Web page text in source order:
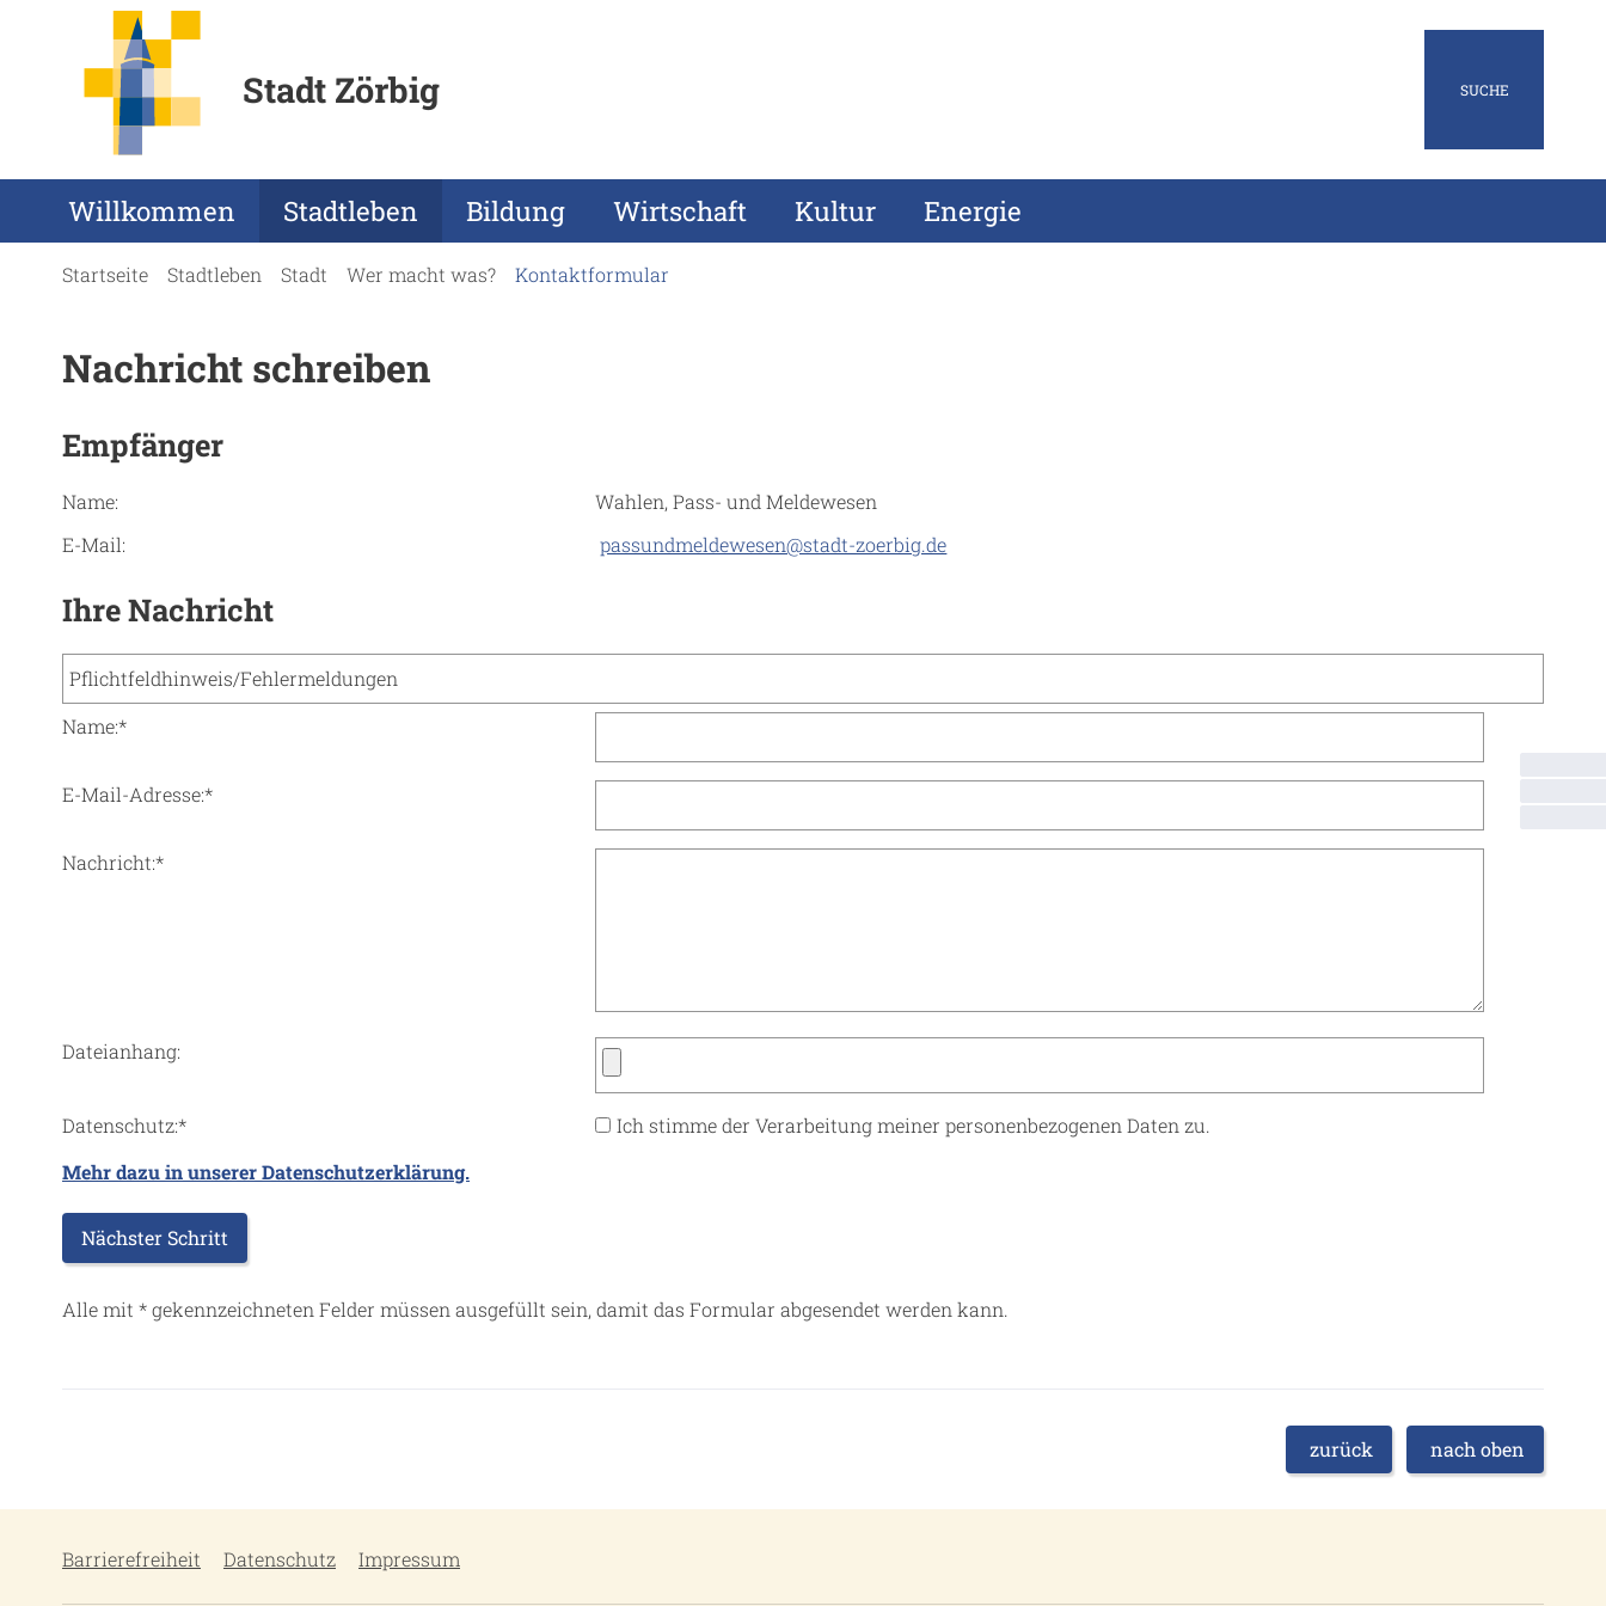
Stadt Zörbig SUCHE
Willkommen Stadtleben Bildung Wirtschaft Kultur Energie
Startseite Stadtleben Stadt Wer macht was? Kontaktformular
Nachricht schreiben
Empfänger
Name:
Wahlen, Pass- und Meldewesen
E-Mail:
passundmeldewesen@stadt-zoerbig.de
Ihre Nachricht
Name:*
E-Mail-Adresse:*
Nachricht:*
Dateianhang:
Datenschutz:*
Ich stimme der Verarbeitung meiner personenbezogenen Daten zu.
Mehr dazu in unserer Datenschutzerklärung.
Alle mit *gekennzeichneten Felder müssen ausgefüllt sein, damit das Formular abgesendet werden kann.
zurück nach oben
Barrierefreiheit Datenschutz Impressum